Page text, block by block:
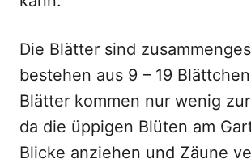
Die Blätter sind
bestehen aus 9 – 19
Blätter kommen nur wenig
da die üppigen Blüten am
Blicke anziehen und Zäune